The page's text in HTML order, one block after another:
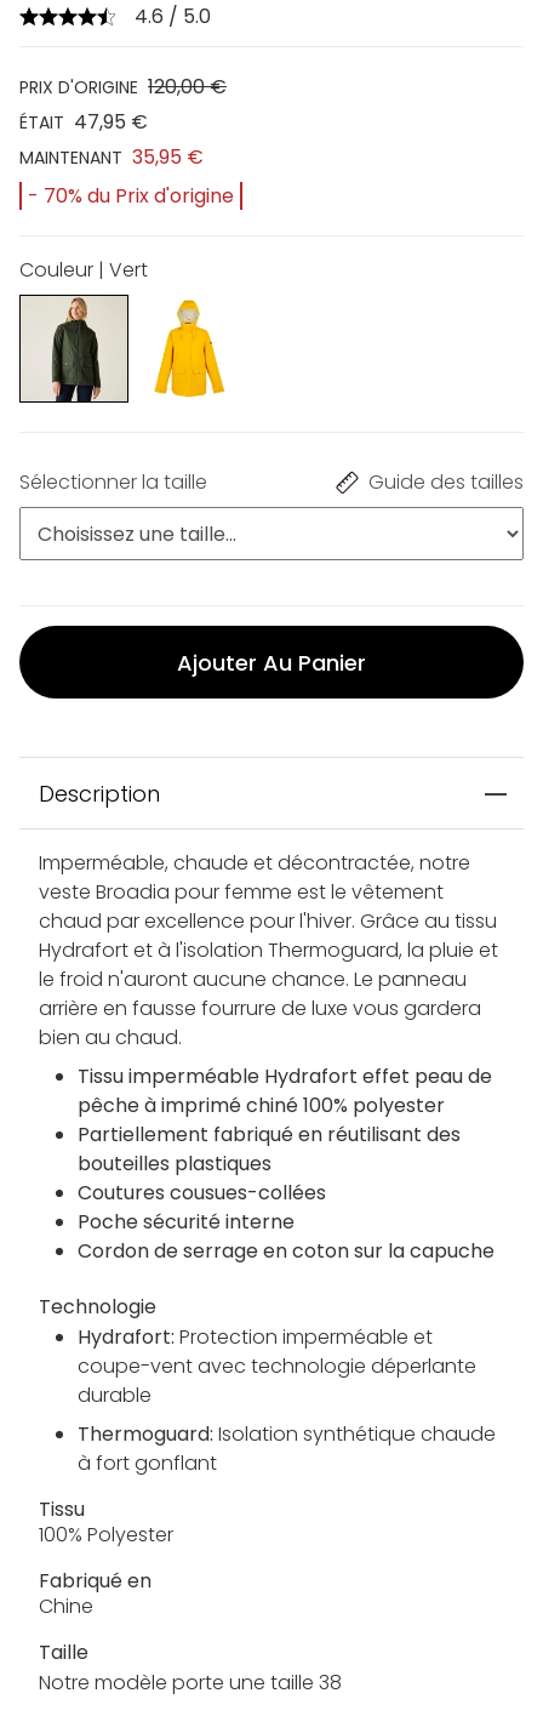
4.6 / 5.0
PRIX D'ORIGINE 120,00 €
ÉTAIT 47,95 €
MAINTENANT 35,95 €
- 70% du Prix d'origine
Couleur | Vert
Sélectionner la taille Guide des tailles
Ajouter Au Panier
Description
Imperméable, chaude et décontractée, notre
veste Broadia pour femme est le vêtement
chaud par excellence pour l'hiver. Grâce au tissu
Hydrafort et à l'isolation Thermoguard, la pluie et
le froid n'auront aucune chance. Le panneau
arrière en fausse fourrure de luxe vous gardera
bien au chaud.
Tissu imperméable Hydrafort effet peau de
pêche à imprimé chiné 100% polyester
Partiellement fabriqué en réutilisant des
bouteilles plastiques
Coutures cousues-collées
Poche sécurité interne
Cordon de serrage en coton sur la capuche
Technologie
Hydrafort: Protection imperméable et
coupe-vent avec technologie déperlante
durable
Thermoguard: Isolation synthétique chaude
à fort gonflant
Tissu
100% Polyester
Fabriqué en
Chine
Taille
Notre modèle porte une taille 38